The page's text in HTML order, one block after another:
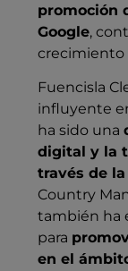
promoción
Google,
crecimiento
Fuencisla
influyente
ha sido una
digital y la
través de
Country
también ha
para
en el